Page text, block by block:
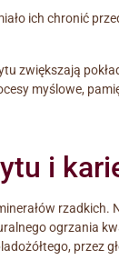
ich chronić
zwiększają
myślowe,
i
ogrzania
przez